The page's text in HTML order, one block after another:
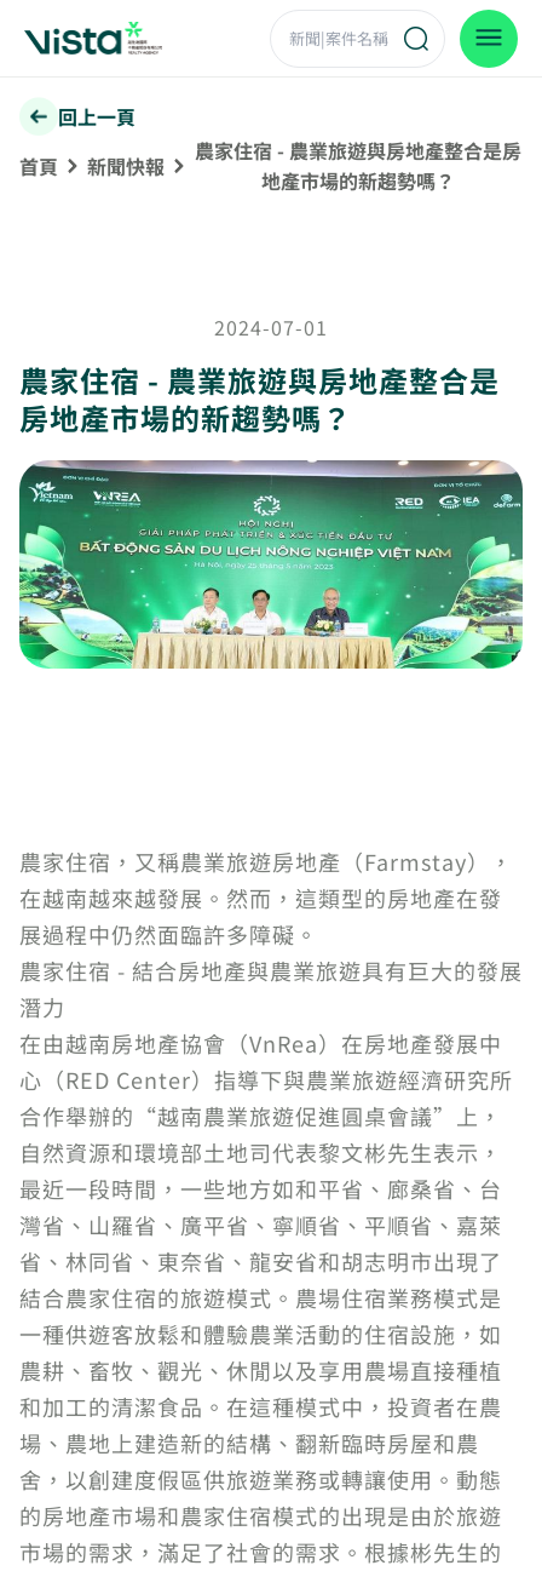
回上一頁
首頁
新聞快報
農家住宿 - 農業旅遊與房地產整合是房
地產市場的新趨勢嗎？
2024-07-01
農家住宿 - 農業旅遊與房地產整合是
房地產市場的新趨勢嗎？
農家住宿，又稱農業旅遊房地產（Farmstay），
在越南越來越發展。然而，這類型的房地產在發
展過程中仍然面臨許多障礙。
農家住宿 - 結合房地產與農業旅遊具有巨大的發展
潛力
在由越南房地產協會（VnRea）在房地產發展中
心（RED Center）指導下與農業旅遊經濟研究所
合作舉辦的“越南農業旅遊促進圓桌會議”上，
自然資源和環境部土地司代表黎文彬先生表示，
最近一段時間，一些地方如和平省、廊桑省、台
灣省、山羅省、廣平省、寧順省、平順省、嘉萊
省、林同省、東奈省、龍安省和胡志明市出現了
結合農家住宿的旅遊模式。農場住宿業務模式是
一種供遊客放鬆和體驗農業活動的住宿設施，如
農耕、畜牧、觀光、休閒以及享用農場直接種植
和加工的清潔食品。在這種模式中，投資者在農
場、農地上建造新的結構、翻新臨時房屋和農
舍，以創建度假區供旅遊業務或轉讓使用。動態
的房地產市場和農家住宿模式的出現是由於旅遊
市場的需求，滿足了社會的需求。根據彬先生的